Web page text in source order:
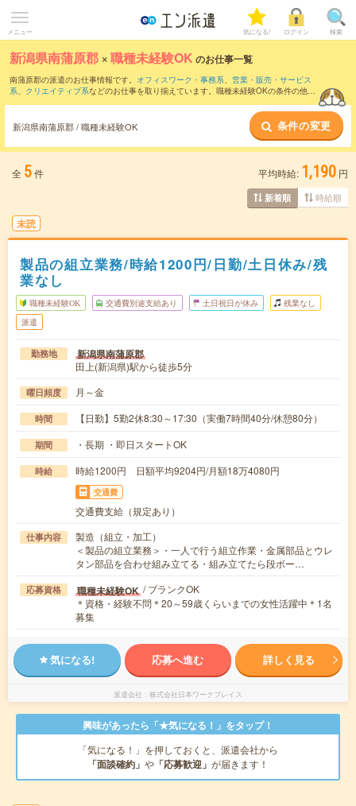
メニュー 気になる! ログイン 検索
新潟県南蒲原郡 ×職種未経験OK のお仕事一覧
南蒲原郡の派遣のお仕事情報です。 オフィスワーク・事務系、 営業・販売・サービス
系、 クリエイティブ系などのお仕事を取り揃えています。職種未経験OKの条件の他
新潟県南蒲原郡 / 職種未経験OK 条件の変更
全 5件 平均時給: 1,190 円
新着順 時給順
未読
製品の組立業務/時給1200円/日勤/土日休み/残
業なし
職種未経験OK 交通費別途支給あり 土日祝日が休み 残業なし
派遣
勤務地 新潟県南蒲原郡
田上(新潟県)駅から徒歩5分
曜日頻度 月～金
時間 【日勤】5勤2休8:30～17:30（実働7時間40分/休憩80分）
期間 ・長期 ・即日スタートOK
時給 時給1200円 日額平均9204円/月額18万4080円
交通費
交通費支給（規定あり）
仕事内容
製造（組立・加工）
＜製品の組立業務＞・一人で行う組立作業・金属部品とウレ
タン部品を合わせ組み立てる・組み立てたら段ボー…
応募資格 職種未経験OK / ブランクOK
＊資格・経験不問＊20～59歳くらいまでの女性活躍中＊1名
募集
気になる! 応募へ進む 詳しく見る
派遣会社 株式会社日本ワークプレイス
興味があったら「★気になる！」をタップ！
「気になる！」を押しておくと、派遣会社から
「面談確約」 や 「応募歓迎」 が届きます！